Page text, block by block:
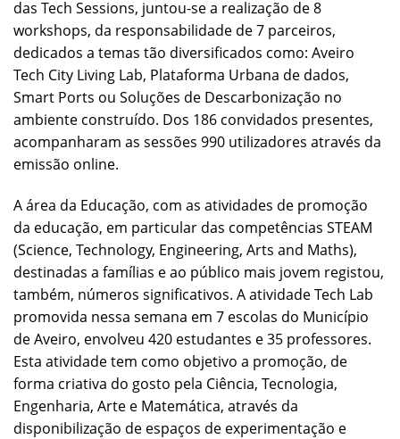
das Tech Sessions, juntou-se a realização de 8
workshops, da responsabilidade de 7 parceiros,
dedicados a temas tão diversificados como: Aveiro
Tech City Living Lab, Plataforma Urbana de dados,
Smart Ports ou Soluções de Descarbonização no
ambiente construído. Dos 186 convidados presentes,
acompanharam as sessões 990 utilizadores através da
emissão online.
A área da Educação, com as atividades de promoção
da educação, em particular das competências STEAM
(Science, Technology, Engineering, Arts and Maths),
destinadas a famílias e ao público mais jovem registou,
também, números significativos. A atividade Tech Lab
promovida nessa semana em 7 escolas do Município
de Aveiro, envolveu 420 estudantes e 35 professores.
Esta atividade tem como objetivo a promoção, de
forma criativa do gosto pela Ciência, Tecnologia,
Engenharia, Arte e Matemática, através da
disponibilização de espaços de experimentação e